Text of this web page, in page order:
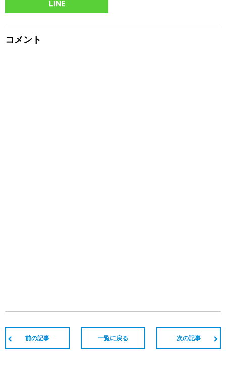
LINE
コメント
前の記事 一覧に戻る 次の記事